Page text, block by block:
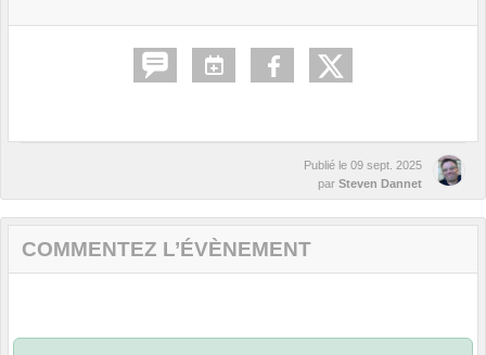
Publié le 09 sept. 2025
par Steven Dannet
COMMENTEZ L’ÉVÈNEMENT